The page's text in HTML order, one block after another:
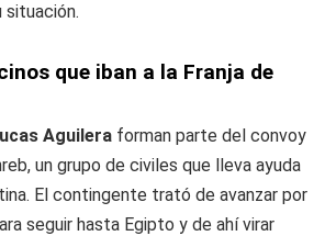
situación.
que iban a la Franja de
Aguilera forman parte del convoy
un grupo de civiles que lleva ayuda
El contingente trató de avanzar por
seguir hasta Egipto y de ahí virar